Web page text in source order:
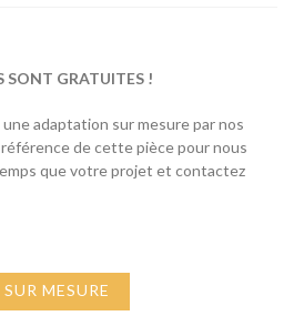
SONT GRATUITES !
adaptation sur mesure par nos
de cette pièce pour nous
que votre projet et contactez
MESURE